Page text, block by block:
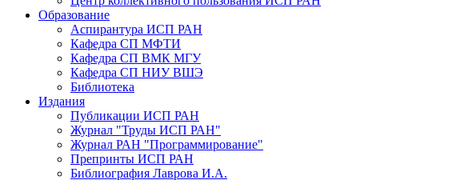
Образование
Аспирантура ИСП РАН
Кафедра СП МФТИ
Кафедра СП ВМК МГУ
Кафедра СП НИУ ВШЭ
Библиотека
Издания
Публикации ИСП РАН
Журнал "Труды ИСП РАН"
Журнал РАН "Программирование"
Препринты ИСП РАН
Библиография Лаврова И.А.